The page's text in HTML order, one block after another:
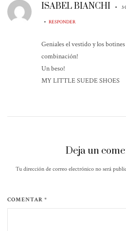
ISABEL BIANCHI • 3
• RESPONDER
Geniales el vestido y los
combinación!
Un beso!
MY LITTLE SUEDE SHOES
Deja un
Tu dirección de correo electrónico no será
COMENTAR *